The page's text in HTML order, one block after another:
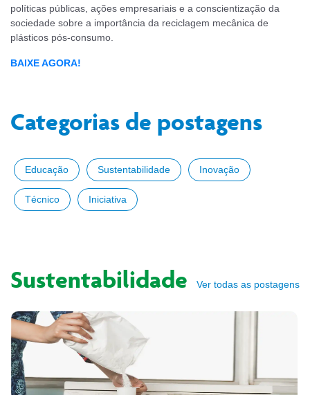
políticas públicas, ações empresariais e a conscientização da
sociedade sobre a importância da reciclagem mecânica de
plásticos pós-consumo.
BAIXE AGORA!
Categorias de postagens
Educação Sustentabilidade Inovação
Técnico Iniciativa
Sustentabilidade Ver todas as postagens